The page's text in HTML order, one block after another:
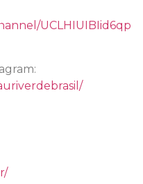
UCLHIUIBIid6qp